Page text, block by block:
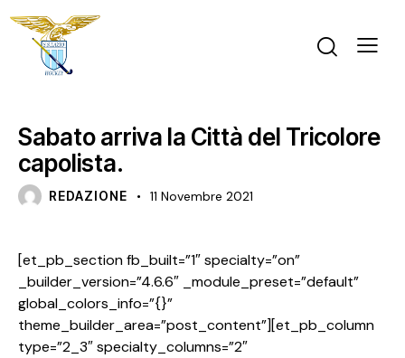
Sabato arriva la Città del Tricolore
capolista.
REDAZIONE 11 Novembre 2021
[et_pb_section fb_built=”1″ specialty=”on”
_builder_version=”4.6.6″ _module_preset=”default”
global_colors_info=”{}”
theme_builder_area=”post_content”][et_pb_column
type=”2_3″ specialty_columns=”2″